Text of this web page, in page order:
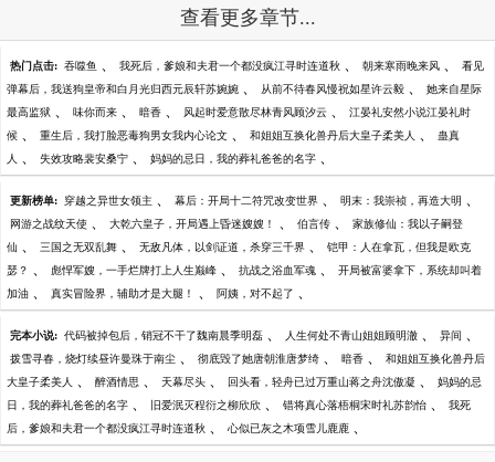
查看更多章节...
热门点击: 吞噬鱼 、 我死后，爹娘和夫君一个都没疯江寻时连道秋 、 朝来寒雨晚来风 、 看见
弹幕后，我送狗皇帝和白月光归西元辰轩苏婉婉 、 从前不待春风慢祝如星许云毅 、 她来自星际
最高监狱 、 味你而来 、 暗香 、 风起时爱意散尽林青风顾汐云 、 江晏礼安然小说江晏礼时
候 、 重生后，我打脸恶毒狗男女我内心论文 、 和姐姐互换化兽丹后大皇子柔美人 、 蛊真
人 、 失效攻略裴安桑宁 、 妈妈的忌日，我的葬礼爸爸的名字 、
更新榜单: 穿越之异世女领主 、 幕后：开局十二符咒改变世界 、 明末：我崇祯，再造大明 、
网游之战纹天使 、 大乾六皇子，开局遇上昏迷嫂嫂！ 、 伯言传 、 家族修仙：我以子嗣登
仙 、 三国之无双乱舞 、 无敌凡体，以剑证道，杀穿三千界 、 铠甲：人在拿瓦，但我是欧克
瑟？ 、 彪悍军嫂，一手烂牌打上人生巅峰 、 抗战之浴血军魂 、 开局被富婆拿下，系统却叫着
加油 、 真实冒险界，辅助才是大腿！ 、 阿姨，对不起了 、
完本小说: 代码被掉包后，销冠不干了魏南晨季明磊 、 人生何处不青山姐姐顾明澈 、 异间 、
拨雪寻春，烧灯续昼许曼珠于南尘 、 彻底毁了她唐朝淮唐梦绮 、 暗香 、 和姐姐互换化兽丹后
大皇子柔美人 、 醉酒情思 、 天幕尽头 、 回头看，轻舟已过万重山蒋之舟沈傲凝 、 妈妈的忌
日，我的葬礼爸爸的名字 、 旧爱泯灭程衍之柳欣欣 、 错将真心落梧桐宋时礼苏韵怡 、 我死
后，爹娘和夫君一个都没疯江寻时连道秋 、 心似已灰之木项雪儿鹿鹿 、